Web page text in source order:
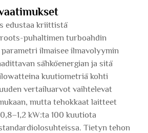
edustaa kriittistä
puhaltimen turboahdin
parametri ilmaisee ilmavolyymin
sähköenergian ja sitä
kuutiometriä kohti
vertailuarvot vaihtelevat
mutta tehokkaat laitteet
kW:ta 100 kuutiota
Tietyn tehon